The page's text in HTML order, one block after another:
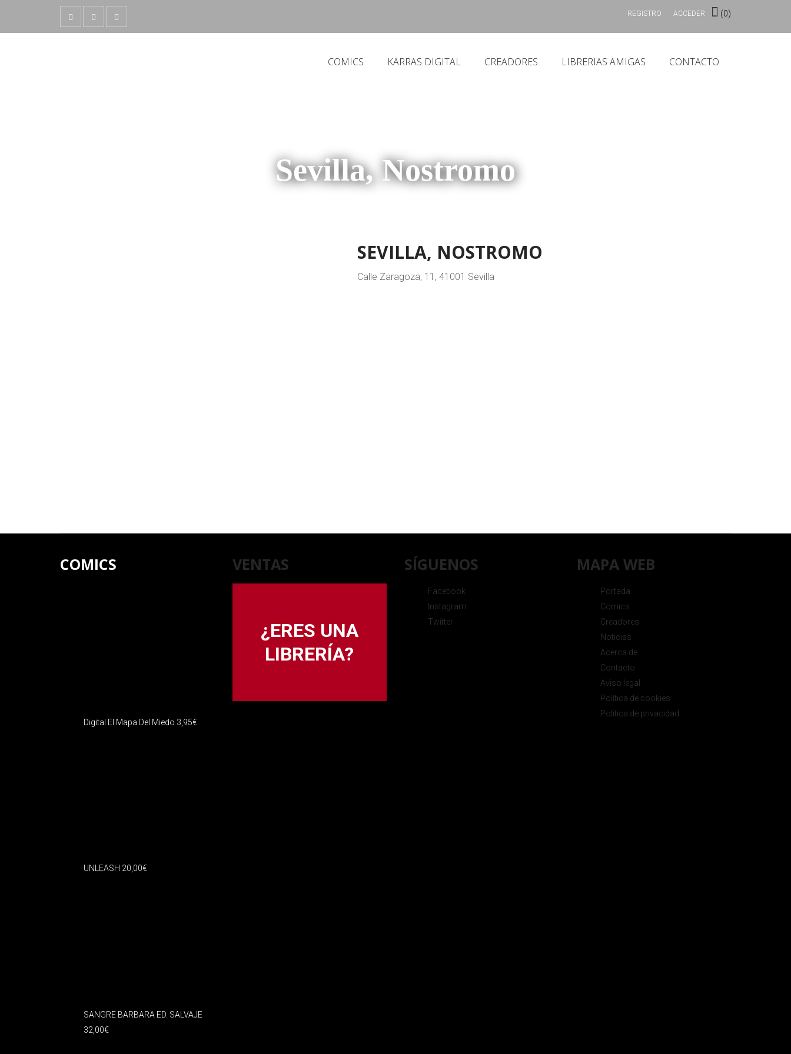
REGISTRO ACCEDER (0)
COMICS KARRAS DIGITAL CREADORES LIBRERIAS AMIGAS CONTACTO
Sevilla, Nostromo
SEVILLA, NOSTROMO
Calle Zaragoza, 11, 41001 Sevilla
COMICS
Digital El Mapa Del Miedo 3,95€
UNLEASH 20,00€
SANGRE BARBARA ED. SALVAJE
32,00€
VENTAS
¿ERES UNA
LIBRERÍA?
SÍGUENOS
Facebook
Instagram
Twitter
MAPA WEB
Portada
Comics
Creadores
Noticias
Acerca de
Contacto
Aviso legal
Política de cookies
Política de privacidad